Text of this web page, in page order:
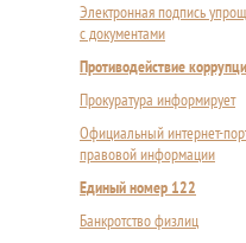
Электронная подпись
с документами
Противодействие
Прокуратура информирует
Официальный интернет-
правовой информации
Единый номер 122
Банкротство физлиц